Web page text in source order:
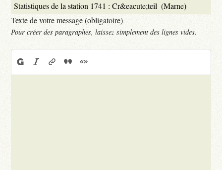
Texte de votre message (obligatoire)
Pour créer des paragraphes, laissez simplement des lignes vides.